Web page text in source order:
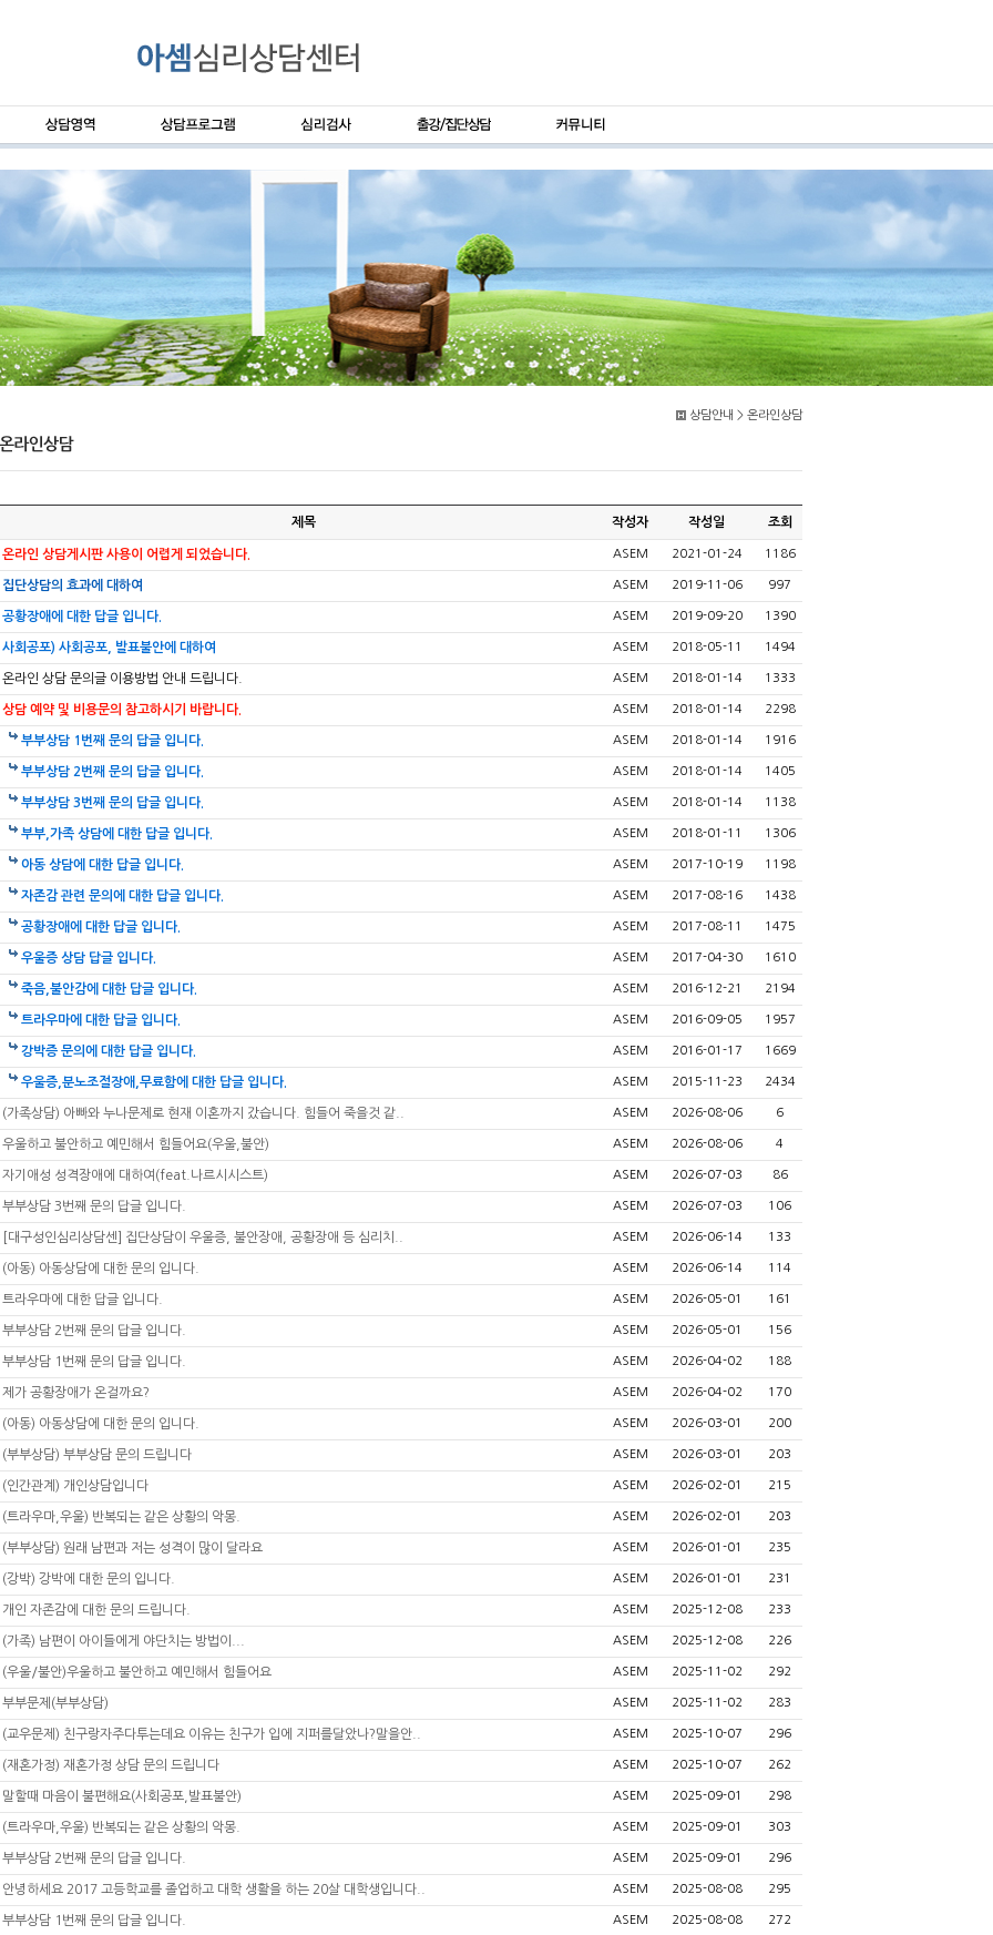
상담안내 > 온라인상담
제목 작성자 작성일 조회
온라인 상담게시판 사용이 어렵게 되었습니다. ASEM 2021-01-24 1186
집단상담의 효과에 대하여 ASEM 2019-11-06 997
공황장애에 대한 답글 입니다. ASEM 2019-09-20 1390
사회공포) 사회공포, 발표불안에 대하여 ASEM 2018-05-11 1494
온라인 상담 문의글 이용방법 안내 드립니다. ASEM 2018-01-14 1333
상담 예약 및 비용문의 참고하시기 바랍니다. ASEM 2018-01-14 2298
부부상담 1번째 문의 답글 입니다. ASEM 2018-01-14 1916
부부상담 2번째 문의 답글 입니다. ASEM 2018-01-14 1405
부부상담 3번째 문의 답글 입니다. ASEM 2018-01-14 1138
부부,가족 상담에 대한 답글 입니다. ASEM 2018-01-11 1306
아동 상담에 대한 답글 입니다. ASEM 2017-10-19 1198
자존감 관련 문의에 대한 답글 입니다. ASEM 2017-08-16 1438
공황장애에 대한 답글 입니다. ASEM 2017-08-11 1475
우울증 상담 답글 입니다. ASEM 2017-04-30 1610
죽음,불안감에 대한 답글 입니다. ASEM 2016-12-21 2194
트라우마에 대한 답글 입니다. ASEM 2016-09-05 1957
강박증 문의에 대한 답글 입니다. ASEM 2016-01-17 1669
우울증,분노조절장애,무료함에 대한 답글 입니다. ASEM 2015-11-23 2434
(가족상담) 아빠와 누나문제로 현재 이혼까지 갔습니다. 힘들어 죽을것 같.. ASEM 2026-08-06 6
우울하고 불안하고 예민해서 힘들어요(우울,불안) ASEM 2026-08-06 4
자기애성 성격장애에 대하여(feat.나르시시스트) ASEM 2026-07-03 86
부부상담 3번째 문의 답글 입니다. ASEM 2026-07-03 106
[대구성인심리상담센] 집단상담이 우울증, 불안장애, 공황장애 등 심리치.. ASEM 2026-06-14 133
(아동) 아동상담에 대한 문의 입니다. ASEM 2026-06-14 114
트라우마에 대한 답글 입니다. ASEM 2026-05-01 161
부부상담 2번째 문의 답글 입니다. ASEM 2026-05-01 156
부부상담 1번째 문의 답글 입니다. ASEM 2026-04-02 188
제가 공황장애가 온걸까요? ASEM 2026-04-02 170
(아동) 아동상담에 대한 문의 입니다. ASEM 2026-03-01 200
(부부상담) 부부상담 문의 드립니다 ASEM 2026-03-01 203
(인간관계) 개인상담입니다 ASEM 2026-02-01 215
(트라우마,우울) 반복되는 같은 상황의 악몽. ASEM 2026-02-01 203
(부부상담) 원래 남편과 저는 성격이 많이 달라요 ASEM 2026-01-01 235
(강박) 강박에 대한 문의 입니다. ASEM 2026-01-01 231
개인 자존감에 대한 문의 드립니다. ASEM 2025-12-08 233
(가족) 남편이 아이들에게 야단치는 방법이... ASEM 2025-12-08 226
(우울/불안)우울하고 불안하고 예민해서 힘들어요 ASEM 2025-11-02 292
부부문제(부부상담) ASEM 2025-11-02 283
(교우문제) 친구랑자주다투는데요 이유는 친구가 입에 지퍼를달았나?말을안.. ASEM 2025-10-07 296
(재혼가정) 재혼가정 상담 문의 드립니다 ASEM 2025-10-07 262
말할때 마음이 불편해요(사회공포,발표불안) ASEM 2025-09-01 298
(트라우마,우울) 반복되는 같은 상황의 악몽. ASEM 2025-09-01 303
부부상담 2번째 문의 답글 입니다. ASEM 2025-09-01 296
안녕하세요 2017 고등학교를 졸업하고 대학 생활을 하는 20살 대학생입니다.. ASEM 2025-08-08 295
부부상담 1번째 문의 답글 입니다. ASEM 2025-08-08 272